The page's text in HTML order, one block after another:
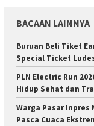
BACAAN LAINNYA
Buruan Beli Tiket
Special Ticket
PLN Electric Run
Hidup Sehat dan
Warga Pasar Inpres
Pasca Cuaca